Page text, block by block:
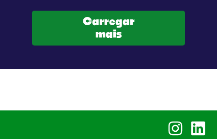
Carregar
mais
Instagram